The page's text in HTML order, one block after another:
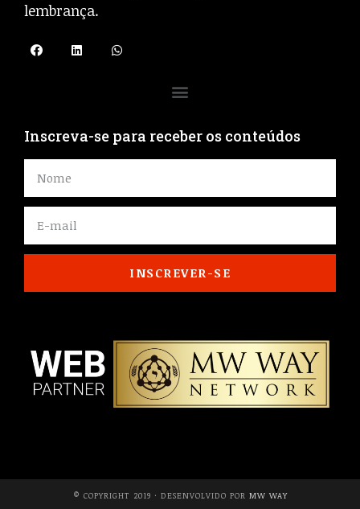
lembrança.
Inscreva-se para receber os conteúdos
INSCREVER-SE
© COPYRIGHT 2019 · DESENVOLVIDO POR MW WAY